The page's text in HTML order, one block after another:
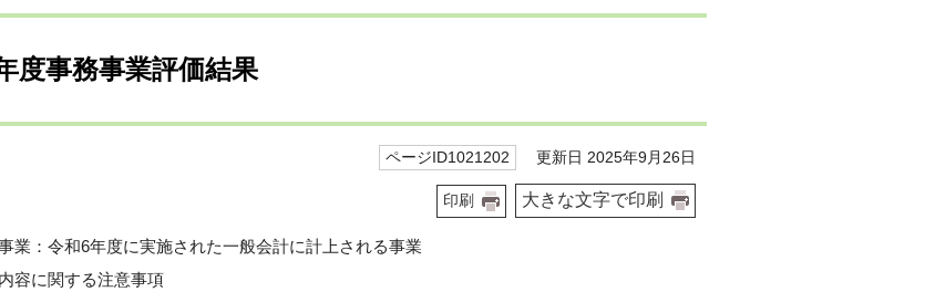
度事務事業評価結果
ページID1021202 更新日 2025年9月26日
印刷 大きな文字で印刷
業：令和6年度に実施された一般会計に計上される事業
容に関する注意事項